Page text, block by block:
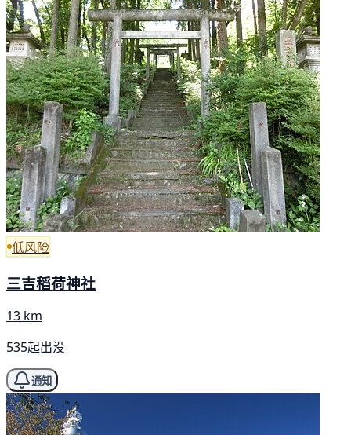
低风险
三吉稻荷神社
13 km
535起出没
通知